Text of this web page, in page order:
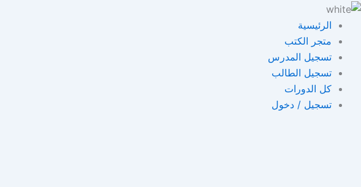
تخطي
المحتوى
الرئيسية
متجر الكتب
تسجيل المدرس
تسجيل الطالب
كل الدورات
تسجيل / دخول